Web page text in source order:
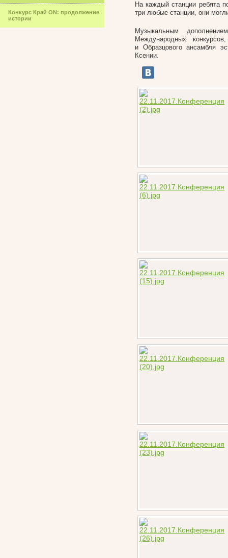
Конкурс Край ON: продолжение
истории
На каждый станции ребята
три любые станции, они
Музыкальным
Международных
и Образцового ансамбля
Ксении.